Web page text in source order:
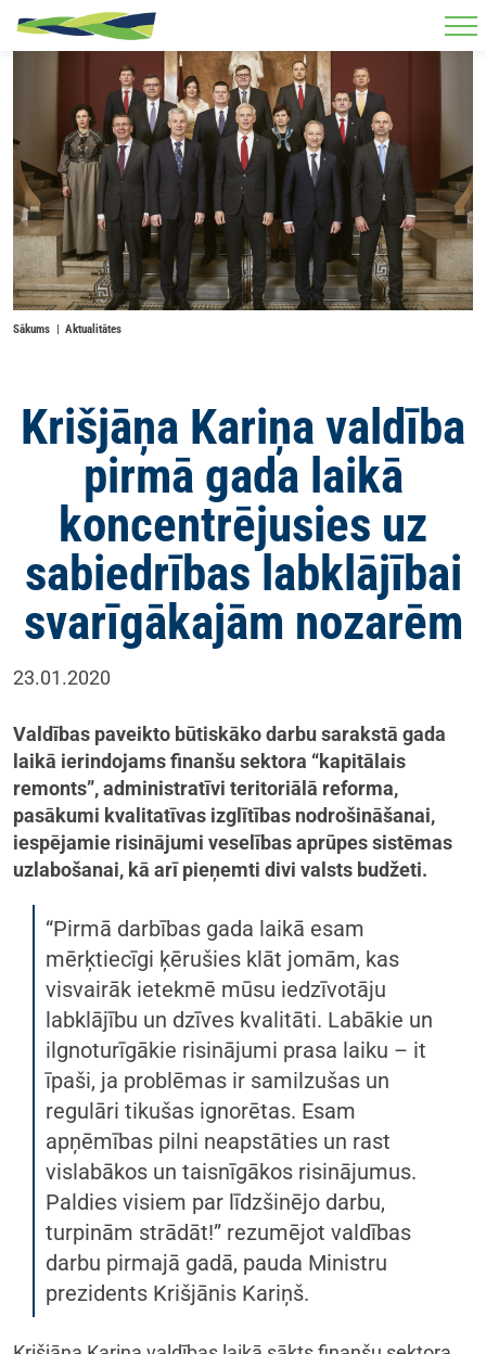
Skip to main content
Sākums Aktualitātes
Krišjāņa Kariņa valdība
pirmā gada laikā
koncentrējusies uz
sabiedrības labklājībai
svarīgākajām nozarēm
23.01.2020
Valdības paveikto būtiskāko darbu sarakstā gada
laikā ierindojams finanšu sektora “kapitālais
remonts”, administratīvi teritoriālā reforma,
pasākumi kvalitatīvas izglītības nodrošināšanai,
iespējamie risinājumi veselības aprūpes sistēmas
uzlabošanai, kā arī pieņemti divi valsts budžeti.
“Pirmā darbības gada laikā esam
mērķtiecīgi ķērušies klāt jomām, kas
visvairāk ietekmē mūsu iedzīvotāju
labklājību un dzīves kvalitāti. Labākie un
ilgnoturīgākie risinājumi prasa laiku – it
īpaši, ja problēmas ir samilzušas un
regulāri tikušas ignorētas. Esam
apņēmības pilni neapstāties un rast
vislabākos un taisnīgākos risinājumus.
Paldies visiem par līdzšinējo darbu,
turpinām strādāt!” rezumējot valdības
darbu pirmajā gadā, pauda Ministru
prezidents Krišjānis Kariņš.